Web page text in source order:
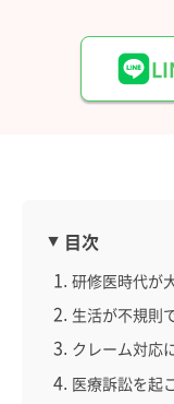
目次
研修医時代が
生活が不規則
クレーム対応
医療訴訟を起